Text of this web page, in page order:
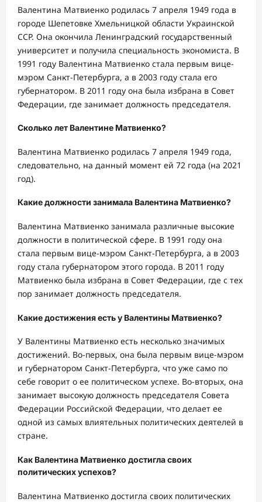
Валентина Матвиенко родилась 7 апреля 1949 года в
городе Шепетовке Хмельницкой области Украинской
ССР. Она окончила Ленинградский государственный
университет и получила специальность экономиста. В
1991 году Валентина Матвиенко стала первым вице-
мэром Санкт-Петербурга, а в 2003 году стала его
губернатором. В 2011 году она была избрана в Совет
Федерации, где занимает должность председателя.
Сколько лет Валентине Матвиенко?
Валентина Матвиенко родилась 7 апреля 1949 года,
следовательно, на данный момент ей 72 года (на 2021
год).
Какие должности занимала Валентина Матвиенко?
Валентина Матвиенко занимала различные высокие
должности в политической сфере. В 1991 году она
стала первым вице-мэром Санкт-Петербурга, а в 2003
году стала губернатором этого города. В 2011 году
Матвиенко была избрана в Совет Федерации, где с тех
пор занимает должность председателя.
Какие достижения есть у Валентины Матвиенко?
У Валентины Матвиенко есть несколько значимых
достижений. Во-первых, она была первым вице-мэром
и губернатором Санкт-Петербурга, что уже само по
себе говорит о ее политическом успехе. Во-вторых, она
занимает высокую должность председателя Совета
Федерации Российской Федерации, что делает ее
одной из самых влиятельных политических деятелей в
стране.
Как Валентина Матвиенко достигла своих
политических успехов?
Валентина Матвиенко достигла своих политических